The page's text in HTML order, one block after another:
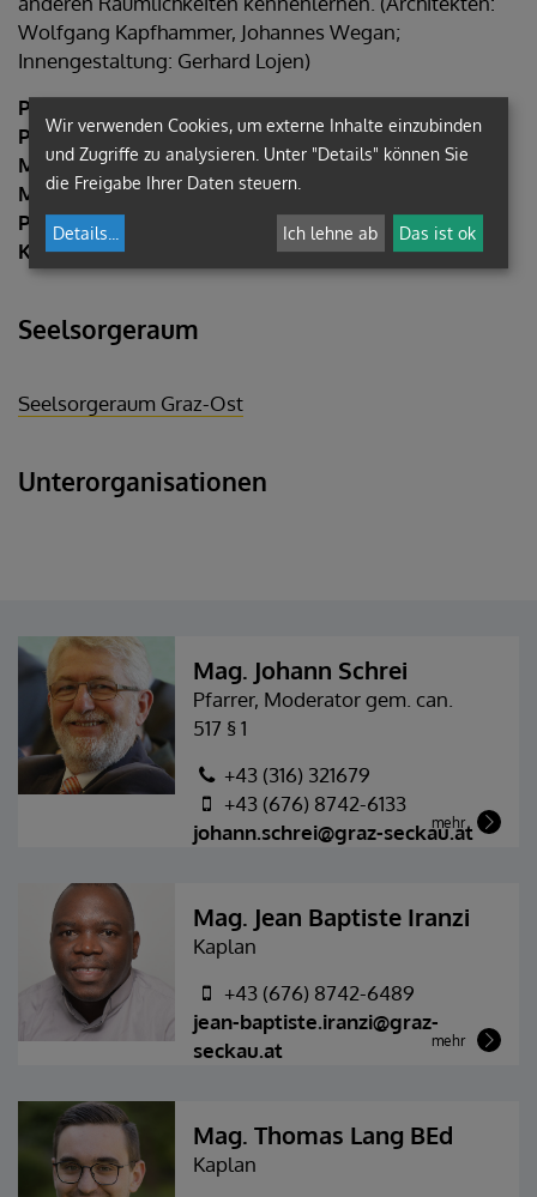
Wolfgang Kapfhammer, Johannes Wegan;
Innengestaltung: Gerhard Lojen)
Pfarre err.:
Pfarrkirche erb.:1969–1974
Matriken:1954
Messkapelle: Hl. Johannes Nepomuk, erb. nach 1731
Pfarrkirche:
Pfarrkirche+ Pfarrzentrum+Whg
Kapelle:Johannes-Kapelle
Seelsorgeraum
Seelsorgeraum Graz-Ost
Unterorganisationen
Mag. Johann Schrei
Pfarrer, Moderator gem. can.
517 § 1
+43 (316) 321679
+43 (676) 8742-6133
johann.schrei@graz-seckau.at
mehr
Mag. Jean Baptiste Iranzi
Kaplan
+43 (676) 8742-6489
jean-baptiste.iranzi@graz-
seckau.at
mehr
Mag. Thomas Lang BEd
Kaplan
Wir verwenden Cookies, um externe Inhalte einzubinden
und Zugriffe zu analysieren. Unter "Details" können Sie
die Freigabe Ihrer Daten steuern.
Details Ich lehne ab Das ist ok